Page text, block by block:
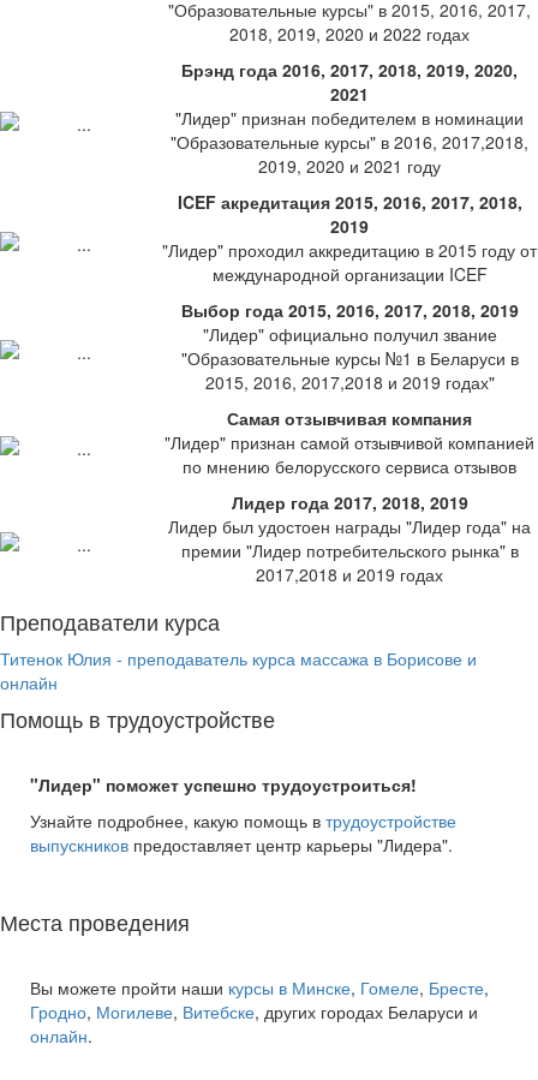
"Образовательные курсы" в 2015, 2016, 2017,
2018, 2019, 2020 и 2022 годах
Брэнд года 2016, 2017, 2018, 2019, 2020,
2021
"Лидер" признан победителем в номинации
"Образовательные курсы" в 2016, 2017,2018,
2019, 2020 и 2021 году
ICEF акредитация 2015, 2016, 2017, 2018,
2019
"Лидер" проходил аккредитацию в 2015 году от
международной организации ICEF
Выбор года 2015, 2016, 2017, 2018, 2019
"Лидер" официально получил звание
"Образовательные курсы №1 в Беларуси в
2015, 2016, 2017,2018 и 2019 годах"
Самая отзывчивая компания
"Лидер" признан самой отзывчивой компанией
по мнению белорусского сервиса отзывов
Лидер года 2017, 2018, 2019
Лидер был удостоен награды "Лидер года" на
премии "Лидер потребительского рынка" в
2017,2018 и 2019 годах
Преподаватели курса
Титенок Юлия - преподаватель курса массажа в Борисове и
онлайн
Помощь в трудоустройстве
"Лидер" поможет успешно трудоустроиться!
Узнайте подробнее, какую помощь в трудоустройстве
выпускников предоставляет центр карьеры "Лидера".
Места проведения
Вы можете пройти наши курсы в Минске, Гомеле, Бресте,
Гродно, Могилеве, Витебске, других городах Беларуси и
онлайн.